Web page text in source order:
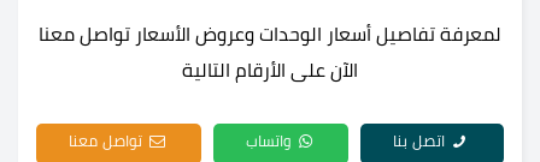
لمعرفة تفاصيل أسعار الوحدات وعروض الأسعار تواصل معنا
الآن على الأرقام التالية
اتصل بنا واتساب تواصل معنا